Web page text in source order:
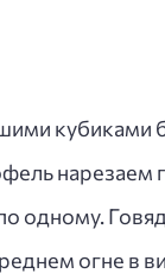
кубиками
нарезаем
одному.
огне в